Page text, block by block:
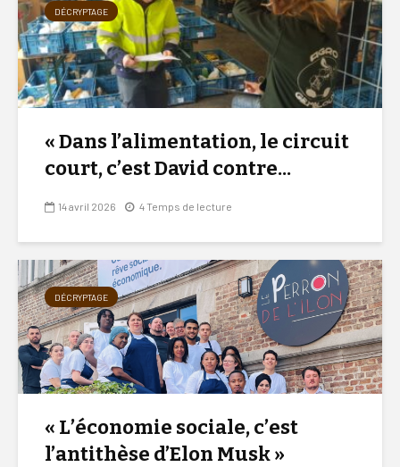
DÉCRYPTAGE
« Dans l’alimentation, le circuit
court, c’est David contre...
14 avril 2026 4 Temps de lecture
DÉCRYPTAGE
« L’économie sociale, c’est
l’antithèse d’Elon Musk »